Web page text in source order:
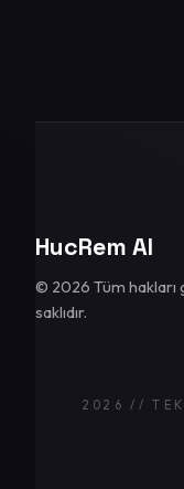
HucRem AI
© 2026 Tüm hakları
saklıdır.
2026 //